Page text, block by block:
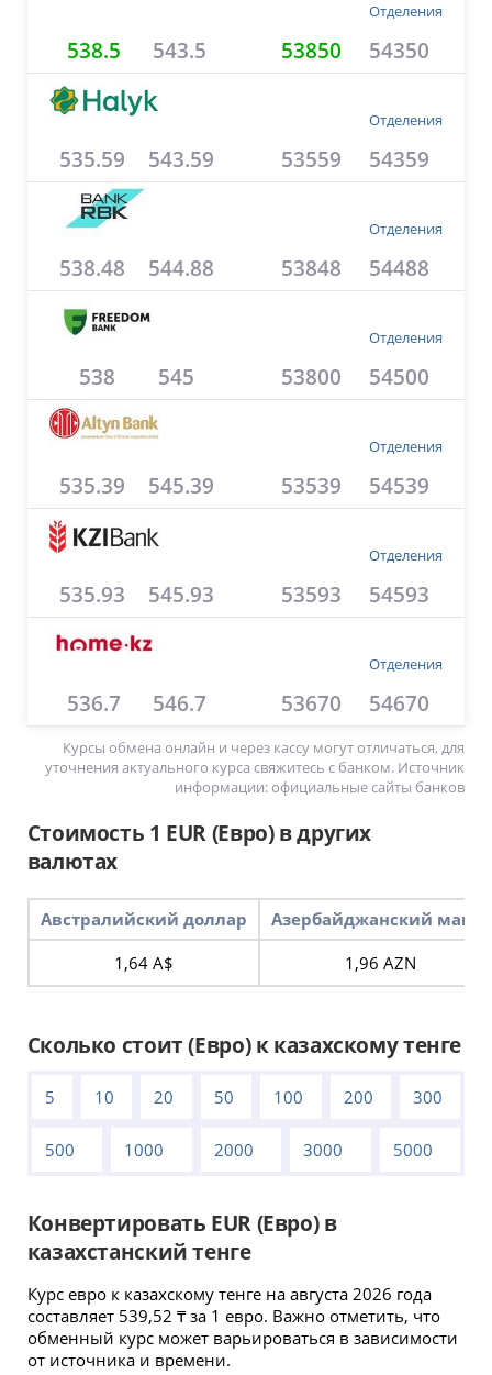
Отделения
538.5 543.5 53850 54350
Отделения
535.59 543.59 53559 54359
Отделения
538.48 544.88 53848 54488
Отделения
538 545 53800 54500
Отделения
535.39 545.39 53539 54539
Отделения
535.93 545.93 53593 54593
Отделения
536.7 546.7 53670 54670
Курсы обмена онлайн и через кассу могут отличаться, для
уточнения актуального курса свяжитесь с банком. Источник
информации: официальные сайты банков
Стоимость 1 EUR (Евро) в других
валютах
Австралийский доллар
Азербайджанский манат
1,64 A$
1,96 AZN
Сколько стоит (Евро) к казахскому тенге
5 10 20 50 100 200 300
500 1000 2000 3000 5000
Конвертировать EUR (Евро) в
казахстанский тенге
Курс евро к казахскому тенге на августа 2026 года
составляет 539,52 ₸ за 1 евро. Важно отметить, что
обменный курс может варьироваться в зависимости
от источника и времени.